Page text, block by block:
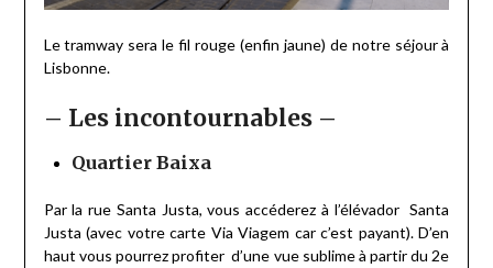
Le tramway sera le fil rouge (enfin jaune) de notre séjour à
Lisbonne.
– Les incontournables –
Quartier Baixa
Par la rue Santa Justa, vous accéderez à l’élévador Santa
Justa (avec votre carte Via Viagem car c’est payant). D’en
haut vous pourrez profiter d’une vue sublime à partir du 2e